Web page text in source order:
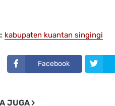
kabupaten kuantan singingi
Facebook
JUGA